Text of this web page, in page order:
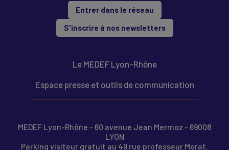
Entrer dans le réseau
S'inscrire à nos newsletters
Le MEDEF Lyon-Rhône
Espace presse et outils de communication
MEDEF Lyon-Rhône - 60 avenue Jean Mermoz - 69008
LYON
Parking visiteur gratuit au 49 rue professeur Morat.